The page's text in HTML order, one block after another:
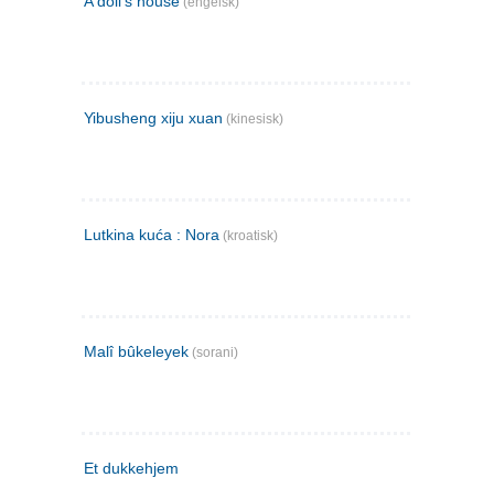
Yibusheng xiju xuan (kinesisk)
Lutkina kuća : Nora (kroatisk)
Malî bûkeleyek (sorani)
Et dukkehjem